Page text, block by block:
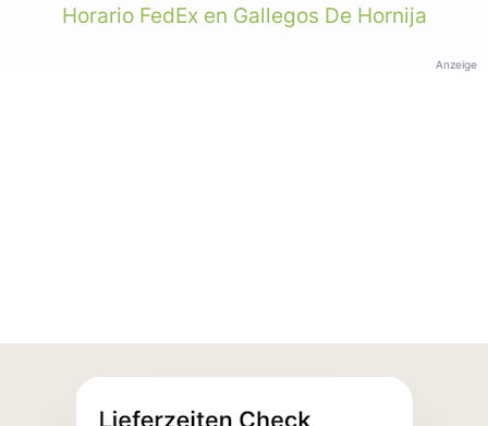
Horario FedEx en Gallegos De Hornija
Anzeige